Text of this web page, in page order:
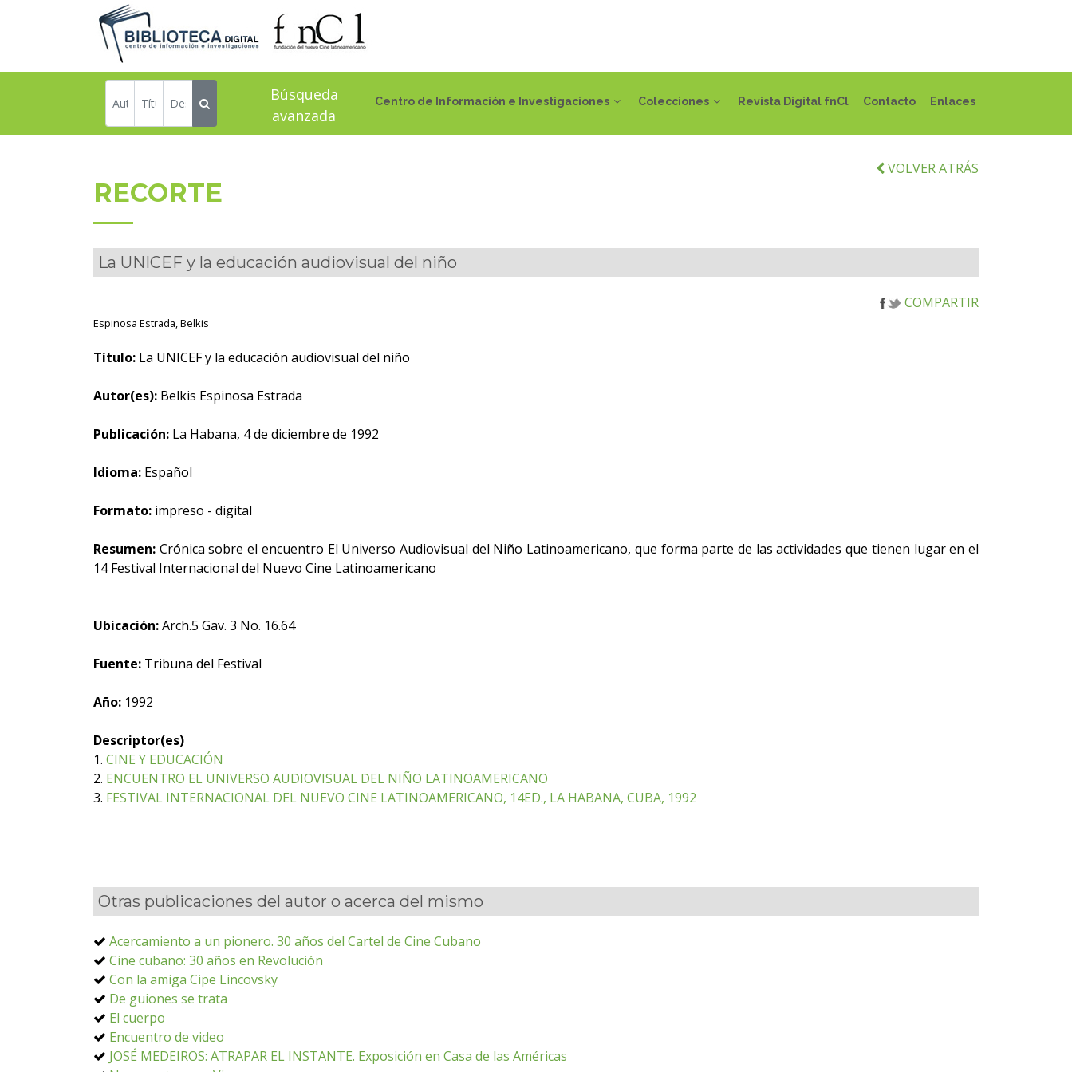
Centro de Información e Investigaciones Colecciones Revista Digital fnCl Contacto Enlaces
Búsqueda
avanzada
VOLVER ATRÁS
RECORTE
La UNICEF y la educación audiovisual del niño
COMPARTIR
Espinosa Estrada, Belkis
Título: La UNICEF y la educación audiovisual del niño
Autor(es): Belkis Espinosa Estrada
Publicación: La Habana, 4 de diciembre de 1992
Idioma: Español
Formato: impreso - digital
Resumen: Crónica sobre el encuentro El Universo Audiovisual del Niño Latinoamericano, que forma parte de las actividades que tienen lugar en el
14 Festival Internacional del Nuevo Cine Latinoamericano
Ubicación:Arch.5 Gav. 3 No. 16.64
Fuente: Tribuna del Festival
Año: 1992
Descriptor(es)
1. CINE Y EDUCACIÓN
2. ENCUENTRO EL UNIVERSO AUDIOVISUAL DEL NIÑO LATINOAMERICANO
3. FESTIVAL INTERNACIONAL DEL NUEVO CINE LATINOAMERICANO, 14ED., LA HABANA, CUBA, 1992
Otras publicaciones del autor o acerca del mismo
Acercamiento a un pionero. 30 años del Cartel de Cine Cubano
Cine cubano: 30 años en Revolución
Con la amiga Cipe Lincovsky
De guiones se trata
El cuerpo
Encuentro de video
JOSÉ MEDEIROS: ATRAPAR EL INSTANTE. Exposición en Casa de las Américas